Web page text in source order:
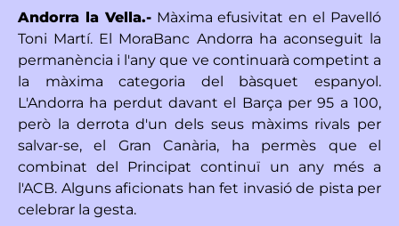
Andorra la Vella.-Màxima efusivitat en el Pavelló
Toni Martí. El MoraBanc Andorra ha aconseguit la
permanència i l'any que ve continuarà competint a
la màxima categoria del bàsquet espanyol.
L'Andorra ha perdut davant el Barça per 95 a 100,
però la derrota d'un dels seus màxims rivals per
salvar-se, el Gran Canària, ha permès que el
combinat del Principat continuï un any més a
l'ACB. Alguns aficionats han fet invasió de pista per
celebrar la gesta.